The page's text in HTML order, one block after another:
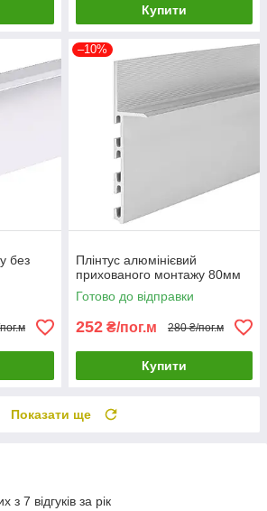
Купити
без
–10%
Плінтус алюмінієвий
прихованого монтажу 80мм
Готово до відправки
252 ₴/пог.м 280 ₴/пог.м
Купити
Показати ще
з 7 відгуків за рік